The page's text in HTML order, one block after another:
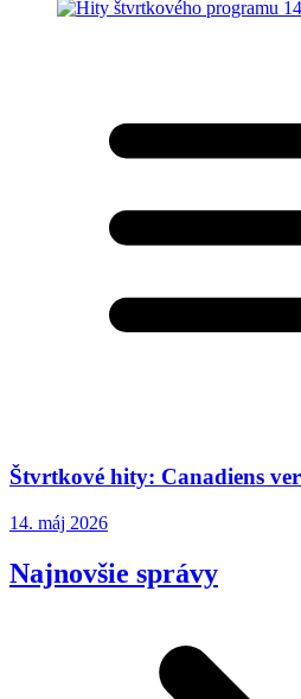
Štvrtkové hity: Canadiens
14. máj 2026
Najnovšie správy